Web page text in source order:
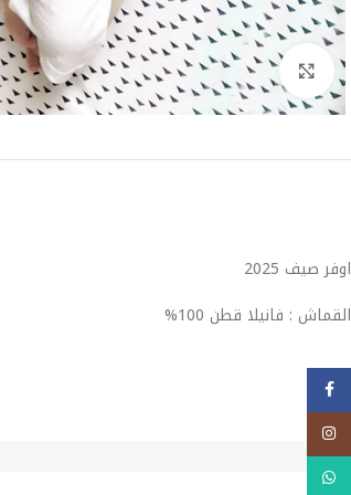
Click to enlarge
اوفر صيف 2025
القماش : فانيلا قطن 100%